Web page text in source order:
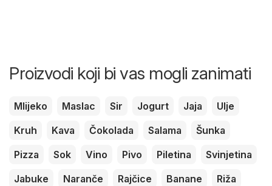
Proizvodi koji bi vas mogli zanimati
Mlijeko Maslac Sir Jogurt Jaja
Ulje
Kruh
Kava Čokolada Salama
Šunka
Pizza
Sok Vino Pivo Piletina
Svinjetina
Jabuke
Naranče Rajčice Banane
Riža